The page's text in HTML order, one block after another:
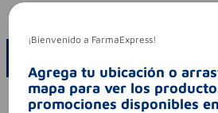
Por favor, inicie sesión para
¡Bienvenido a FarmaExpress!
Agrega tu ubicación o
mapa para ver los
promociones disponibles